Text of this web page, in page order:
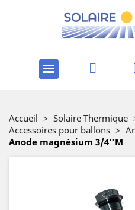
Accueil > Solaire Thermique
Accessoires pour ballons >
Anode magnésium 3/4''M